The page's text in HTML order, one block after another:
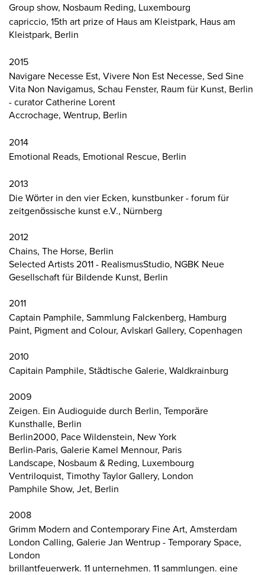
Group show, Nosbaum Reding, Luxembourg
capriccio, 15th art prize of Haus am Kleistpark, Haus am
Kleistpark, Berlin
2015
Navigare Necesse Est, Vivere Non Est Necesse, Sed Sine
Vita Non Navigamus, Schau Fenster, Raum für Kunst, Berlin
- curator Catherine Lorent
Accrochage, Wentrup, Berlin
2014
Emotional Reads, Emotional Rescue, Berlin
2013
Die Wörter in den vier Ecken, kunstbunker - forum für
zeitgenössische kunst e.V., Nürnberg
2012
Chains, The Horse, Berlin
Selected Artists 2011 - RealismusStudio, NGBK Neue
Gesellschaft für Bildende Kunst, Berlin
2011
Captain Pamphile, Sammlung Falckenberg, Hamburg
Paint, Pigment and Colour, Avlskarl Gallery, Copenhagen
2010
Capitain Pamphile, Städtische Galerie, Waldkrainburg
2009
Zeigen. Ein Audioguide durch Berlin, Temporäre
Kunsthalle, Berlin
Berlin2000, Pace Wildenstein, New York
Berlin-Paris, Galerie Kamel Mennour, Paris
Landscape, Nosbaum & Reding, Luxembourg
Ventriloquist, Timothy Taylor Gallery, London
Pamphile Show, Jet, Berlin
2008
Grimm Modern and Contemporary Fine Art, Amsterdam
London Calling, Galerie Jan Wentrup - Temporary Space,
London
brillantfeuerwerk. 11 unternehmen. 11 sammlungen. eine